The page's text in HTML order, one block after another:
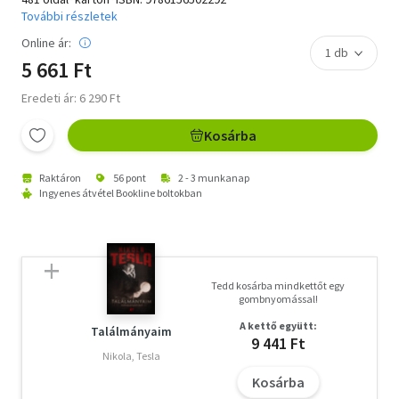
További részletek
Online ár:
5 661 Ft
Eredeti ár: 6 290 Ft
Kosárba
Raktáron 56 pont
2 - 3 munkanap
Ingyenes átvétel Bookline boltokban
Találmányaim
Nikola, Tesla
Tedd kosárba mindkettőt egy
gombnyomással!
A kettő együtt:
9 441 Ft
Kosárba